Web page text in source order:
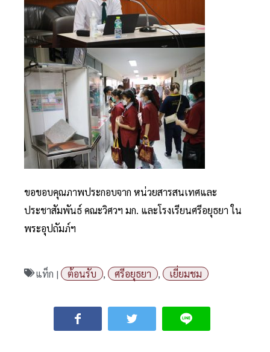
ขอขอบคุณภาพประกอบจาก หน่วยสารสนเทศและ
ประชาสัมพันธ์ คณะวิศวฯ มก. และโรงเรียนศรีอยุธยา ใน
พระอุปถัมภ์ฯ
แท็ก | ต้อนรับ , ศรีอยุธยา , เยี่ยมชม